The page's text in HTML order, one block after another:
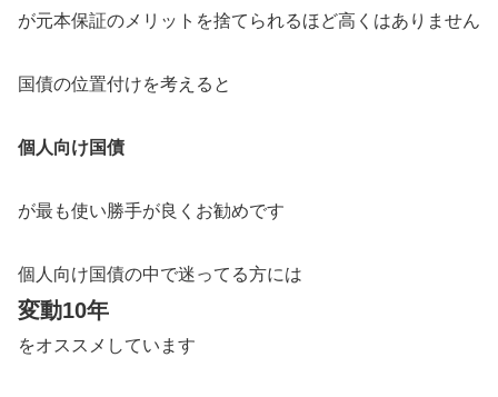
が元本保証のメリットを捨てられるほど高くはありません
国債の位置付けを考えると
個人向け国債
が最も使い勝手が良くお勧めです
個人向け国債の中で迷ってる方には
変動10年
をオススメしています